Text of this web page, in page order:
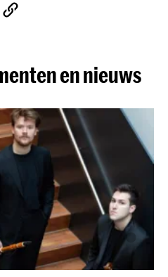
en nieuws